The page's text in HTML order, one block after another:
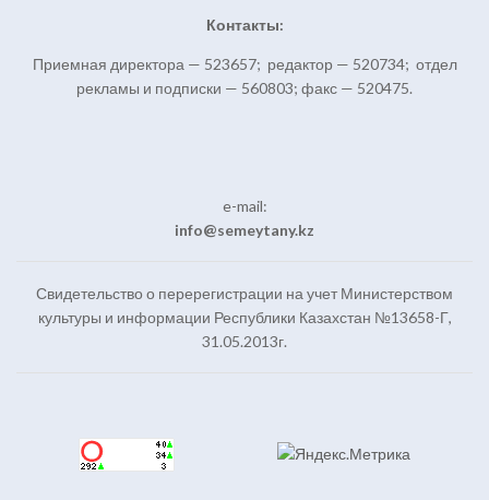
Контакты:
Приемная директора — 523657; редактор — 520734; отдел
рекламы и подписки — 560803; факс — 520475.
e-mail:
info@semeytany.kz
Свидетельство о перерегистрации на учет Министерством
культуры и информации Республики Казахстан №13658-Г,
31.05.2013г.